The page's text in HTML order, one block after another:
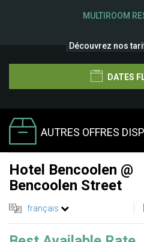
MULTIROOM
Découvrez nos
DATES
AUTRES OFFRES
Hotel Bencoolen @
Bencoolen Street
français